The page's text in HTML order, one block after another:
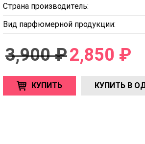
Страна производитель:
Вид парфюмерной продукции:
3,900 ₽2,850 ₽
КУПИТЬ КУПИТЬ В